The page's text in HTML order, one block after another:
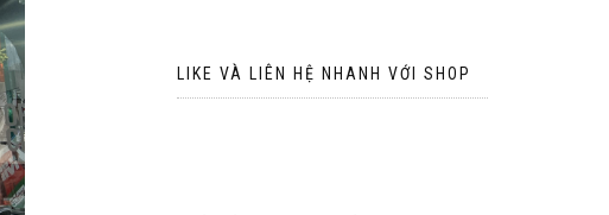
LIKE VÀ LIÊN HỆ NHANH VỚI SHOP